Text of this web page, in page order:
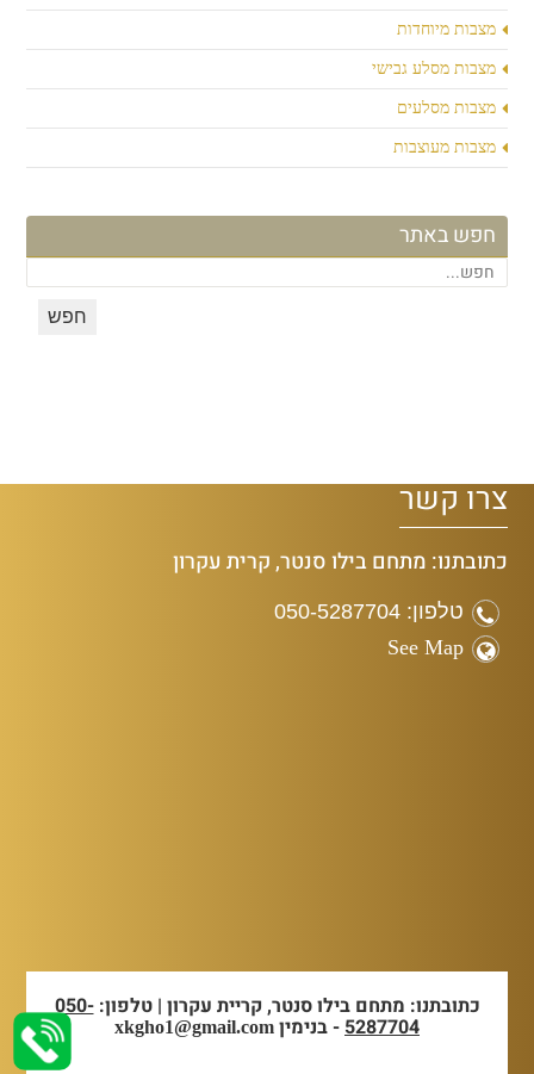
מצבות מיוחדות
מצבות מסלע גבישי
מצבות מסלעים
מצבות מעוצבות
חפש באתר
צרו קשר
כתובתנו: מתחם בילו סנטר, קרית עקרון
טלפון: 050-5287704
See Map
כתובתנו: מתחם בילו סנטר, קריית עקרון | טלפון:050-
5287704- בנימין xkgho1@gmail.com